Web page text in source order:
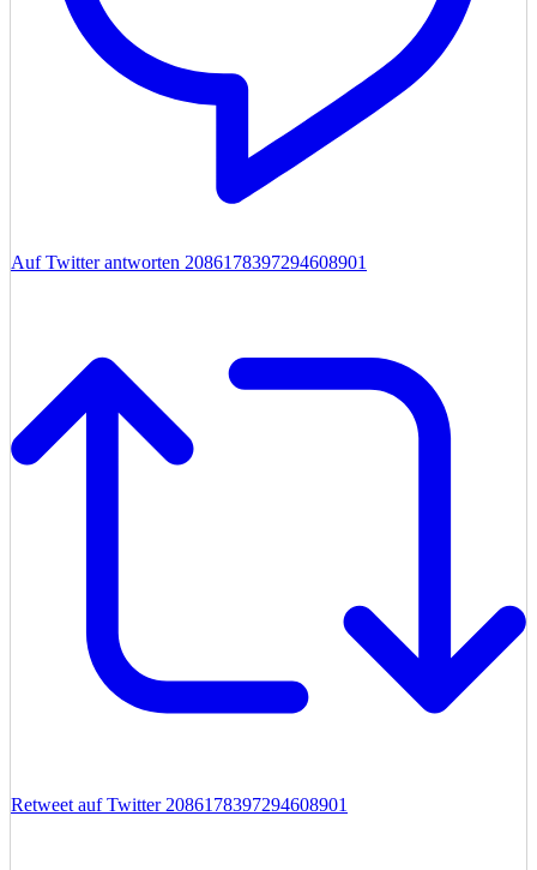
Auf Twitter antworten 2086178397294608901
Retweet auf Twitter 2086178397294608901